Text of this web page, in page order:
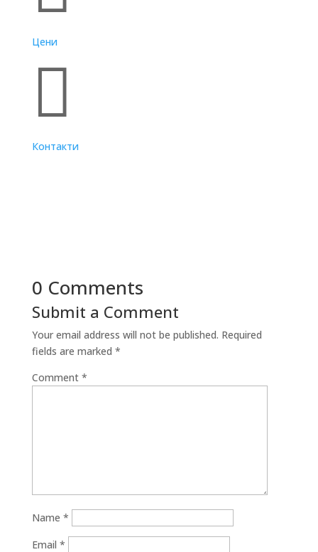
Цени

Контакти
0 Comments
Submit a Comment
Your email address will not be published. Required
fields are marked *
Comment *
Name *
Email *